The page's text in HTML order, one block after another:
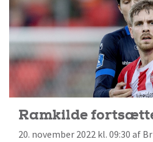
Ramkilde
20. november 2022 kl. 09:30 af